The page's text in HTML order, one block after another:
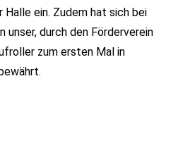
Halle ein. Zudem hat sich bei
unser, durch den Förderverein
zum ersten Mal in